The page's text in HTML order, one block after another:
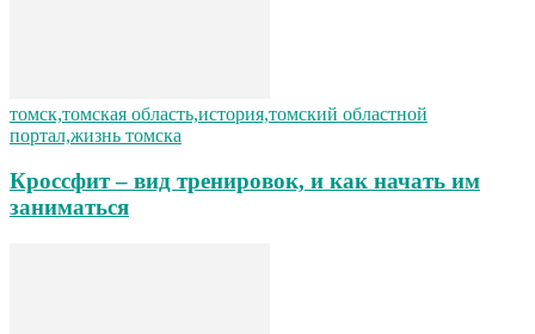
томск,томская область,история,томский областной
портал,жизнь томска
Кроссфит – вид тренировок, и как начать им
заниматься